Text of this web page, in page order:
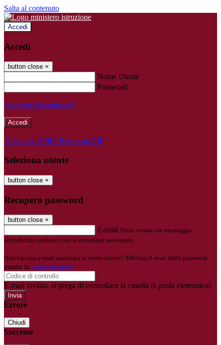
Salta al contenuto
Accedi
Accedi
button close ×
Nome Utente
Password
Password dimenticata?
-
Entra con SPID Entra con CIE
Seleziona utente
button close ×
Recupero password
button close ×
E-mail Verrà inviato un messaggio
all'indirizzo indicato con le istruzioni necessarie.
Non hai una e-mail associata al nome utente? Effettua il reset della password
tramite la Login Spaggiari
E-mail inviata, si prega di controllare la casella di posta elettronica!
Errore
Chiudi
Successo